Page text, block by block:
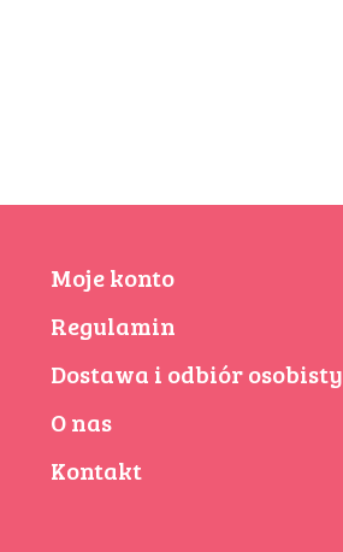
Moje konto
Regulamin
Dostawa i odbiór osobisty
O nas
Kontakt